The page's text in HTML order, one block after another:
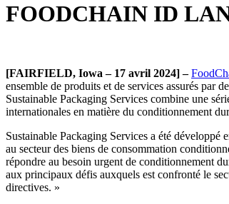
FOODCHAIN ID
[FAIRFIELD, Iowa – 17 avril 2024] –
ensemble de produits et de services assurés par
Sustainable Packaging Services combine une
internationales en matière du conditionnement
Sustainable Packaging Services a été
au secteur des biens de consommation
répondre au besoin urgent de conditionnement
aux principaux défis auxquels est confronté le
directives. »